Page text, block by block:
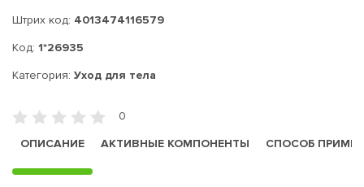
Штрих код: 4013474116579
Код: 1*26935
Категория: Уход для тела
0
ОПИСАНИЕ
АКТИВНЫЕ КОМПОНЕНТЫ СПОСОБ